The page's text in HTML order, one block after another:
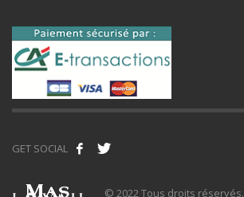
GET SOCIAL
© 2022 Tous droits réservés.